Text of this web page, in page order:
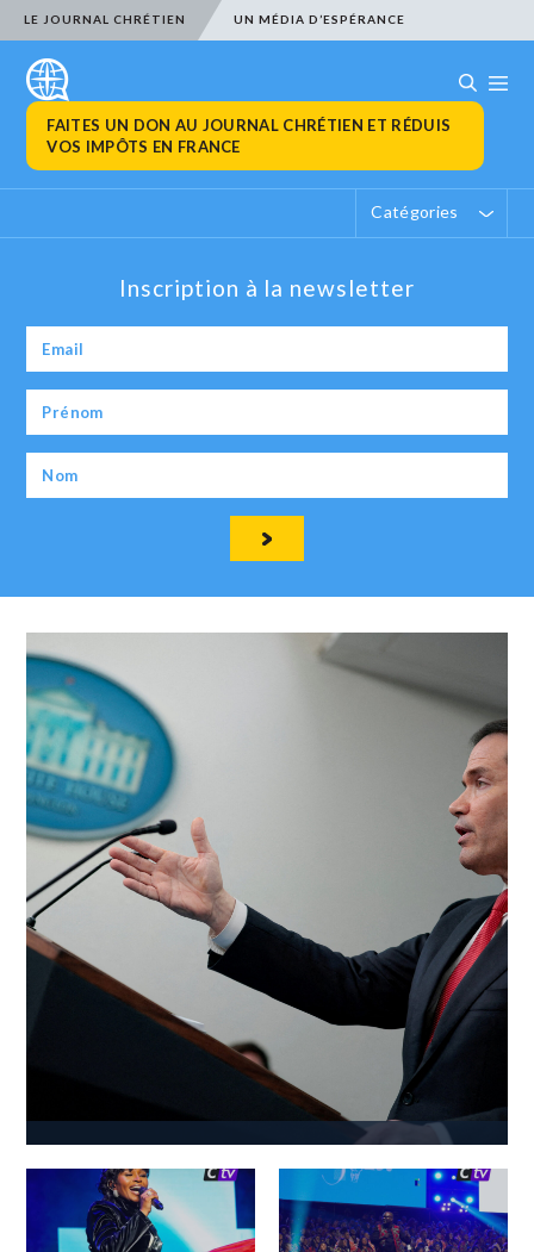
LE JOURNAL CHRÉTIEN UN MÉDIA D’ESPÉRANCE
FAITES UN DON AU JOURNAL CHRÉTIEN ET RÉDUIS
VOS IMPÔTS EN FRANCE
Catégories
Inscription à la newsletter